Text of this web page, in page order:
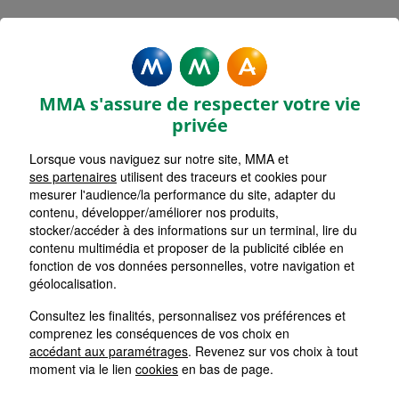
D'OISANS
Accueil
Assurance Auvergne-Rhône-Alpes
MMA s'assure de respecter votre vie
privée
Lorsque vous naviguez sur notre site, MMA et
ses partenaires utilisent des traceurs et cookies pour
mesurer l'audience/la performance du site, adapter du
contenu, développer/améliorer nos produits,
stocker/accéder à des informations sur un terminal, lire du
contenu multimédia et proposer de la publicité ciblée en
fonction de vos données personnelles, votre navigation et
géolocalisation.
Consultez les finalités, personnalisez vos préférences et
comprenez les conséquences de vos choix en
accédant aux paramétrages. Revenez sur vos choix à tout
moment via le lien cookies en bas de page.